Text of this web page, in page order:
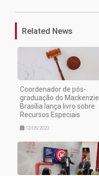
Related News
Coordenador de pós-
graduação do Mackenzie
Brasília lança livro sobre
Recursos Especiais
12/05/2022